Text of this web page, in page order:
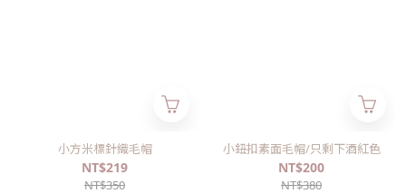
小方米標針織毛帽
NT$219
NT$350
小鈕扣素面毛帽/只剩下酒紅色
NT$200
NT$380